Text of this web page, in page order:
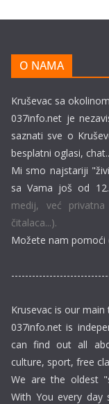
O NAMA
Kruševac sa
037info.net je
saznati sve o
besplatni oglasi,
Mi smo najstariji
sa Vama još od
medij, već
čitalaca...).
Možete nam pomoći
Krusevac is our main
037info.net is
can find out all
culture, sport, free
We are the oldest
With You every day